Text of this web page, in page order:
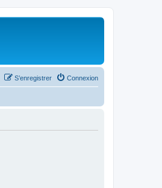
Connexion
S’enregistrer